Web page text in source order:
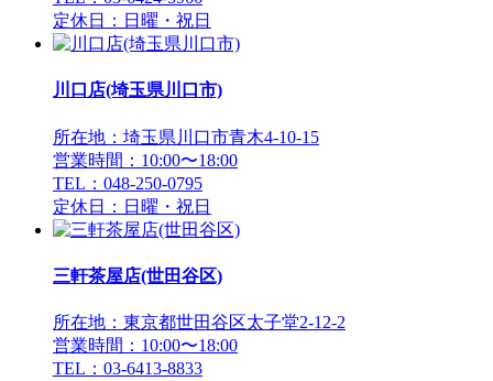
定休日：日曜・祝日
川口店(埼玉県川口市)
所在地：埼玉県川口市青木4-10-15
営業時間：10:00〜18:00
TEL：048-250-0795
定休日：日曜・祝日
三軒茶屋店(世田谷区)
所在地：東京都世田谷区太子堂2-12-2
営業時間：10:00〜18:00
TEL：03-6413-8833